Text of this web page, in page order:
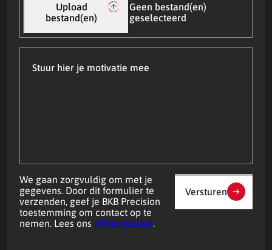
motivatie
Geen bestand(en)
geselecteerd
Upload
bestand(en)
hier
We gaan zorgvuldig om met je
gegevens. Door dit formulier te
verzenden, geef je BKB Precision
toestemming om contact op te
nemen. Lees ons privacybeleid.
Versturen